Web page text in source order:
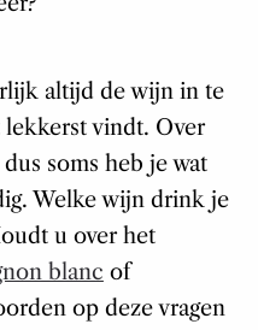
altijd de wijn in te
vindt. Over
soms heb je wat
Welke wijn drink je
u over het
blanc of
op deze vragen